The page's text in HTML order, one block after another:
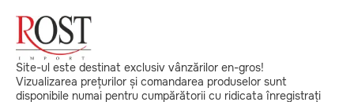
Site-ul este destinat exclusiv vânzărilor en-gros!
Vizualizarea prețurilor și comandarea produselor sunt
disponibile numai pentru cumpărătorii cu ridicata înregistrați